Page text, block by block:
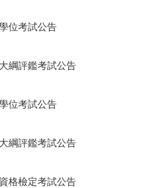
位考試公告
綱評鑑考試公告
位考試公告
綱評鑑考試公告
格檢定考試公告